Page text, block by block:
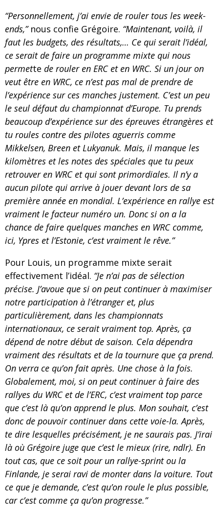
“Personnellement, j’ai envie de rouler tous les week-
ends,” nous confie Grégoire. “Maintenant, voilà, il
faut les budgets, des résultats,… Ce qui serait l’idéal,
ce serait de faire un programme mixte qui nous
permette de rouler en ERC et en WRC. Si un jour on
veut être en WRC, ce n’est pas mal de prendre de
l’expérience sur ces manches justement. C’est un peu
le seul défaut du championnat d’Europe. Tu prends
beaucoup d’expérience sur des épreuves étrangères et
tu roules contre des pilotes aguerris comme
Mikkelsen, Breen et Lukyanuk. Mais, il manque les
kilomètres et les notes des spéciales que tu peux
retrouver en WRC et qui sont primordiales. Il n’y a
aucun pilote qui arrive à jouer devant lors de sa
première année en mondial. L’expérience en rallye est
vraiment le facteur numéro un. Donc si on a la
chance de faire quelques manches en WRC comme,
ici, Ypres et l’Estonie, c’est vraiment le rêve.”
Pour Louis, un programme mixte serait
effectivement l’idéal. “Je n’ai pas de sélection
précise. J’avoue que si on peut continuer à maximiser
notre participation à l’étranger et, plus
particulièrement, dans les championnats
internationaux, ce serait vraiment top. Après, ça
dépend de notre début de saison. Cela dépendra
vraiment des résultats et de la tournure que ça prend.
On verra ce qu’on fait après. Une chose à la fois.
Globalement, moi, si on peut continuer à faire des
rallyes du WRC et de l’ERC, c’est vraiment top parce
que c’est là qu’on apprend le plus. Mon souhait, c’est
donc de pouvoir continuer dans cette voie-la. Après,
te dire lesquelles précisément, je ne saurais pas. J’irai
là où Grégoire juge que c’est le mieux (rire, ndlr). En
tout cas, que ce soit pour un rallye-sprint ou la
Finlande, je serai ravi de monter dans la voiture. Tout
ce que je demande, c’est qu’on roule le plus possible,
car c’est comme ça qu’on progresse.”